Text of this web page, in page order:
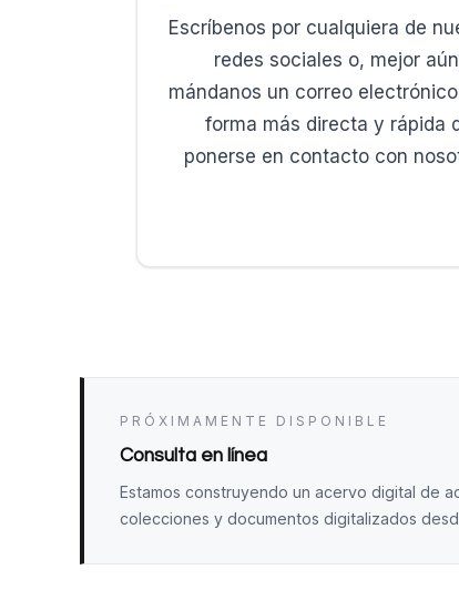
Escríbenos por cualquiera de
redes sociales o, mejor
mándanos un correo
forma más directa y rápida
ponerse en contacto con
PRÓXIMAMENTE DISPONIBLE
Consulta en línea
Estamos construyendo un acervo digital de
colecciones y documentos digitalizados